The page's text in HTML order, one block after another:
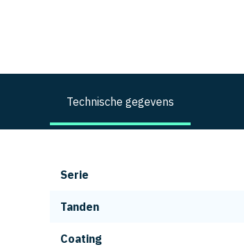
Technische gegevens
Serie
Tanden
Coating